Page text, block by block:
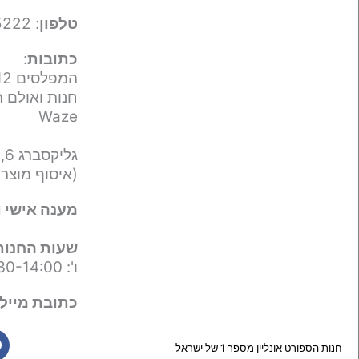
חנות הספורט אונליין מספר 1 של ישראל
טלפון: 050-9695222
כתובות:
המפלסים 12,
חנות
Waze
גליקסברג 6,
(איסוף
מענה אישי
שעות
ו': 09:30-14:00
כתובת